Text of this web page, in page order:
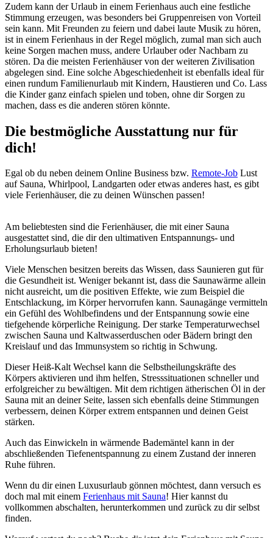
Zudem kann der Urlaub in einem Ferienhaus auch eine festliche
Stimmung erzeugen, was besonders bei Gruppenreisen von Vorteil
sein kann. Mit Freunden zu feiern und dabei laute Musik zu hören,
ist in einem Ferienhaus in der Regel möglich, zumal man sich auch
keine Sorgen machen muss, andere Urlauber oder Nachbarn zu
stören. Da die meisten Ferienhäuser von der weiteren Zivilisation
abgelegen sind. Eine solche Abgeschiedenheit ist ebenfalls ideal für
einen rundum Familienurlaub mit Kindern, Haustieren und Co. Lass
die Kinder ganz einfach spielen und toben, ohne dir Sorgen zu
machen, dass es die anderen stören könnte.
Die bestmögliche Ausstattung nur für
dich!
Egal ob du neben deinem Online Business bzw. Remote-Job Lust
auf Sauna, Whirlpool, Landgarten oder etwas anderes hast, es gibt
viele Ferienhäuser, die zu deinen Wünschen passen!
Am beliebtesten sind die Ferienhäuser, die mit einer Sauna
ausgestattet sind, die dir den ultimativen Entspannungs- und
Erholungsurlaub bieten!
Viele Menschen besitzen bereits das Wissen, dass Saunieren gut für
die Gesundheit ist. Weniger bekannt ist, dass die Saunawärme allein
nicht ausreicht, um die positiven Effekte, wie zum Beispiel die
Entschlackung, im Körper hervorrufen kann. Saunagänge vermitteln
ein Gefühl des Wohlbefindens und der Entspannung sowie eine
tiefgehende körperliche Reinigung. Der starke Temperaturwechsel
zwischen Sauna und Kaltwasserduschen oder Bädern bringt den
Kreislauf und das Immunsystem so richtig in Schwung.
Dieser Heiß-Kalt Wechsel kann die Selbstheilungskräfte des
Körpers aktivieren und ihm helfen, Stresssituationen schneller und
erfolgreicher zu bewältigen. Mit dem richtigen ätherischen Öl in der
Sauna mit an deiner Seite, lassen sich ebenfalls deine Stimmungen
verbessern, deinen Körper extrem entspannen und deinen Geist
stärken.
Auch das Einwickeln in wärmende Bademäntel kann in der
abschließenden Tiefenentspannung zu einem Zustand der inneren
Ruhe führen.
Wenn du dir einen Luxusurlaub gönnen möchtest, dann versuch es
doch mal mit einem Ferienhaus mit Sauna! Hier kannst du
vollkommen abschalten, herunterkommen und zurück zu dir selbst
finden.